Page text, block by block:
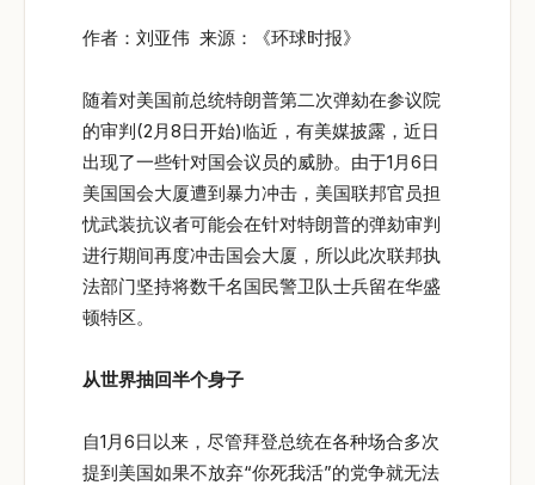
作者：刘亚伟 来源：《环球时报》
随着对美国前总统特朗普第二次弹劾在参议院
的审判(2月8日开始)临近，有美媒披露，近日
出现了一些针对国会议员的威胁。由于1月6日
美国国会大厦遭到暴力冲击，美国联邦官员担
忧武装抗议者可能会在针对特朗普的弹劾审判
进行期间再度冲击国会大厦，所以此次联邦执
法部门坚持将数千名国民警卫队士兵留在华盛
顿特区。
从世界抽回半个身子
自1月6日以来，尽管拜登总统在各种场合多次
提到美国如果不放弃“你死我活”的党争就无法